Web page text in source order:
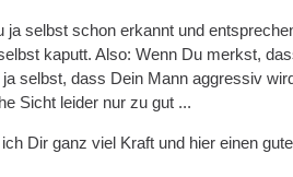
ja selbst schon erkannt und
kaputt. Also: Wenn Du merkst,
selbst, dass Dein Mann aggressiv
Sicht leider nur zu gut ...
Dir ganz viel Kraft und hier einen